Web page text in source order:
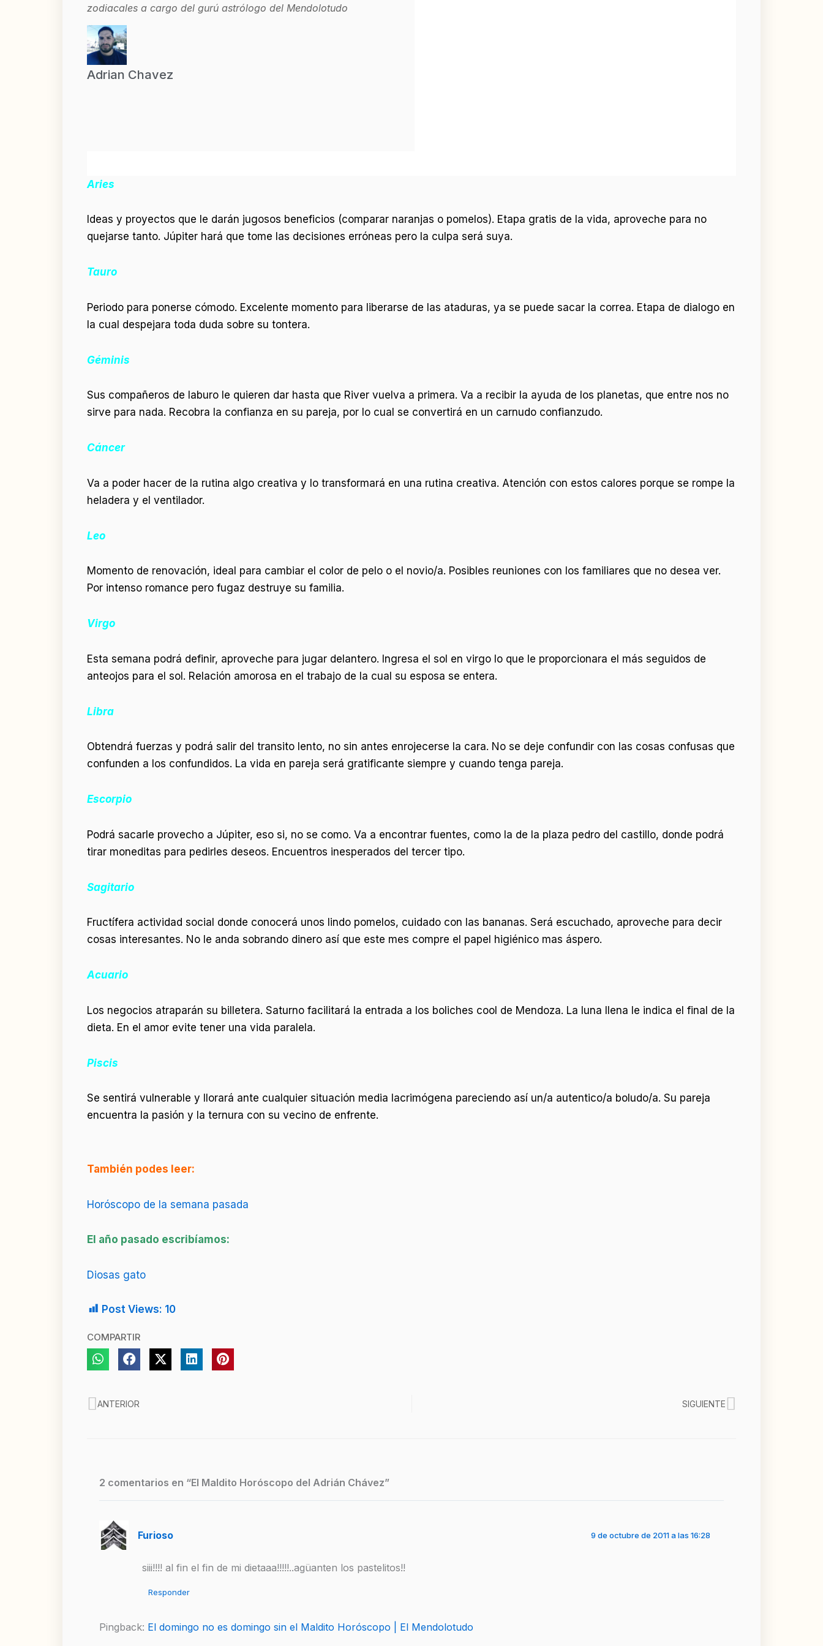
zodiacales a cargo del gurú astrólogo del Mendolotudo
Adrian Chavez
Aries
Ideas y proyectos que le darán jugosos beneficios (comparar naranjas o pomelos). Etapa gratis de la vida, aproveche para no
quejarse tanto. Júpiter hará que tome las decisiones erróneas pero la culpa será suya.
Tauro
Periodo para ponerse cómodo. Excelente momento para liberarse de las ataduras, ya se puede sacar la correa. Etapa de dialogo en
la cual despejara toda duda sobre su tontera.
Géminis
Sus compañeros de laburo le quieren dar hasta que River vuelva a primera. Va a recibir la ayuda de los planetas, que entre nos no
sirve para nada. Recobra la confianza en su pareja, por lo cual se convertirá en un carnudo confianzudo.
Cáncer
Va a poder hacer de la rutina algo creativa y lo transformará en una rutina creativa. Atención con estos calores porque se rompe la
heladera y el ventilador.
Leo
Momento de renovación, ideal para cambiar el color de pelo o el novio/a. Posibles reuniones con los familiares que no desea ver.
Por intenso romance pero fugaz destruye su familia.
Virgo
Esta semana podrá definir, aproveche para jugar delantero. Ingresa el sol en virgo lo que le proporcionara el más seguidos de
anteojos para el sol. Relación amorosa en el trabajo de la cual su esposa se entera.
Libra
Obtendrá fuerzas y podrá salir del transito lento, no sin antes enrojecerse la cara. No se deje confundir con las cosas confusas que
confunden a los confundidos. La vida en pareja será gratificante siempre y cuando tenga pareja.
Escorpio
Podrá sacarle provecho a Júpiter, eso si, no se como. Va a encontrar fuentes, como la de la plaza pedro del castillo, donde podrá
tirar moneditas para pedirles deseos. Encuentros inesperados del tercer tipo.
Sagitario
Fructífera actividad social donde conocerá unos lindo pomelos, cuidado con las bananas. Será escuchado, aproveche para decir
cosas interesantes. No le anda sobrando dinero así que este mes compre el papel higiénico mas áspero.
Acuario
Los negocios atraparán su billetera. Saturno facilitará la entrada a los boliches cool de Mendoza. La luna llena le indica el final de la
dieta. En el amor evite tener una vida paralela.
Piscis
Se sentirá vulnerable y llorará ante cualquier situación media lacrimógena pareciendo así un/a autentico/a boludo/a. Su pareja
encuentra la pasión y la ternura con su vecino de enfrente.
También podes leer:
Horóscopo de la semana pasada
El año pasado escribíamos:
Diosas gato
Post Views: 10
COMPARTIR
Ant
ANTERIOR SIGUIENTE Siguiente
2 comentarios en “El Maldito Horóscopo del Adrián Chávez”
Furioso 9 de octubre de 2011 a las 16:28
siii!!!! al fin el fin de mi dietaaa!!!!!..agüanten los pastelitos!!
Responder
Pingback: El domingo no es domingo sin el Maldito Horóscopo | El Mendolotudo